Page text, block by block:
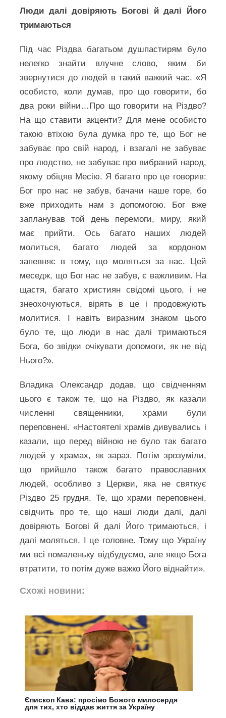
Люди далі довіряють Богові й далі Його
тримаються
Під час Різдва багатьом душпастирям було
нелегко знайти влучне слово, яким би
звернутися до людей в такий важкий час. «Я
особисто, коли думав, про що говорити, бо
два роки війни…Про що говорити на Різдво?
На що ставити акценти? Для мене особисто
такою втіхою була думка про те, що Бог не
забуває про свій народ, і взагалі не забуває
про людство, не забуває про вибраний народ,
якому обіцяв Месію. Я багато про це говорив:
Бог про нас не забув, бачачи наше горе, бо
вже приходить нам з допомогою. Бог вже
запланував той день перемоги, миру, який
має прийти. Ось багато наших людей
молиться, багато людей за кордоном
запевняє в тому, що моляться за нас. Цей
меседж, що Бог нас не забув, є важливим. На
щастя, багато християн свідомі цього, і не
знеохочуються, вірять в це і продовжують
молитися. І навіть виразним знаком цього
було те, що люди в нас далі тримаються
Бога, бо звідки очікувати допомоги, як не від
Нього?».
Владика Олександр додав, що свідченням
цього є також те, що на Різдво, як казали
численні священники, храми були
переповнені. «Настоятелі храмів дивувались і
казали, що перед війною не було так багато
людей у храмах, як зараз. Потім зрозуміли,
що прийшло також багато православних
людей, особливо з Церкви, яка не святкує
Різдво 25 грудня. Те, що храми переповнені,
свідчить про те, що наші люди далі, далі
довіряють Богові й далі Його тримаються, і
далі моляться. І це головне. Тому що Україну
ми всі помаленьку відбудуємо, але якщо Бога
втратити, то потім дуже важко Його віднайти».
Схожі новини:
Єпископ Кава: просімо Божого милосердя
для тих, хто віддав життя за Україну